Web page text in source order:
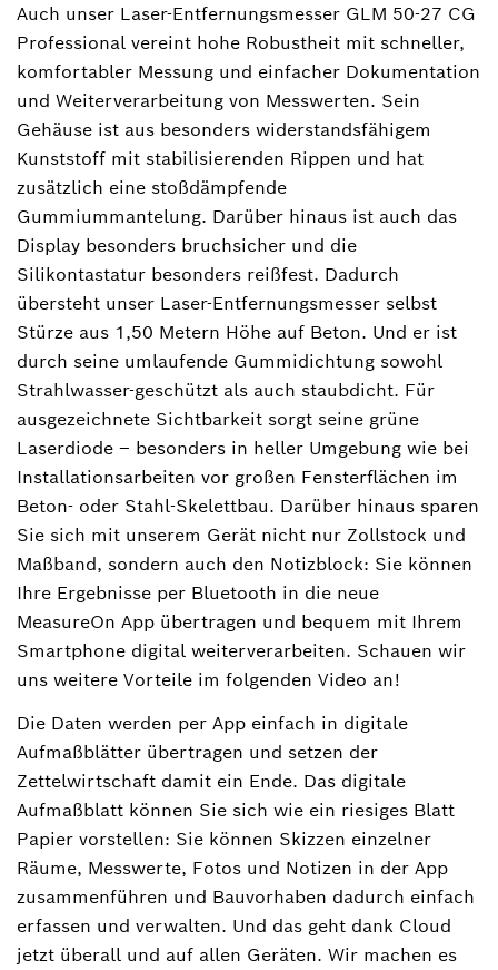
Auch unser Laser-Entfernungsmesser GLM 50-27 CG
Professional vereint hohe Robustheit mit schneller,
komfortabler Messung und einfacher Dokumentation
und Weiterverarbeitung von Messwerten. Sein
Gehäuse ist aus besonders widerstandsfähigem
Kunststoff mit stabilisierenden Rippen und hat
zusätzlich eine stoßdämpfende
Gummiummantelung. Darüber hinaus ist auch das
Display besonders bruchsicher und die
Silikontastatur besonders reißfest. Dadurch
übersteht unser Laser-Entfernungsmesser selbst
Stürze aus 1,50 Metern Höhe auf Beton. Und er ist
durch seine umlaufende Gummidichtung sowohl
Strahlwasser-geschützt als auch staubdicht. Für
ausgezeichnete Sichtbarkeit sorgt seine grüne
Laserdiode ‒ besonders in heller Umgebung wie bei
Installationsarbeiten vor großen Fensterflächen im
Beton- oder Stahl-Skelettbau. Darüber hinaus sparen
Sie sich mit unserem Gerät nicht nur Zollstock und
Maßband, sondern auch den Notizblock: Sie können
Ihre Ergebnisse per Bluetooth in die neue
MeasureOn App übertragen und bequem mit Ihrem
Smartphone digital weiterverarbeiten. Schauen wir
uns weitere Vorteile im folgenden Video an!
Die Daten werden per App einfach in digitale
Aufmaßblätter übertragen und setzen der
Zettelwirtschaft damit ein Ende. Das digitale
Aufmaßblatt können Sie sich wie ein riesiges Blatt
Papier vorstellen: Sie können Skizzen einzelner
Räume, Messwerte, Fotos und Notizen in der App
zusammenführen und Bauvorhaben dadurch einfach
erfassen und verwalten. Und das geht dank Cloud
jetzt überall und auf allen Geräten. Wir machen es